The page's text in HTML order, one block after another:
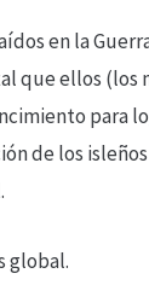
en la
que ellos (los
para
de los
global.